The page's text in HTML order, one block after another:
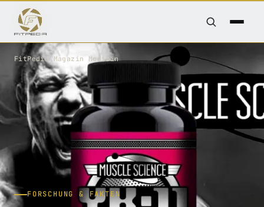
FitPedia / Magazin Medizin
FORSCHUNG & FAKTEN